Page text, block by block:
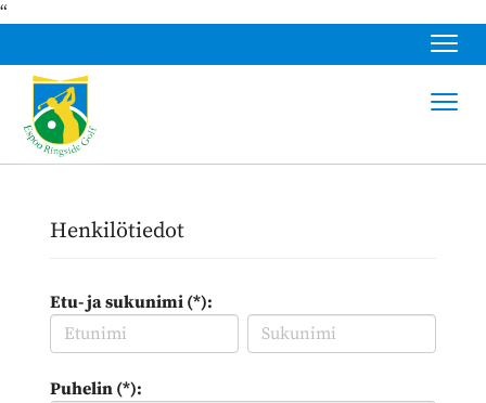
“
Henkilötiedot
Etu- ja sukunimi (*):
Puhelin (*):